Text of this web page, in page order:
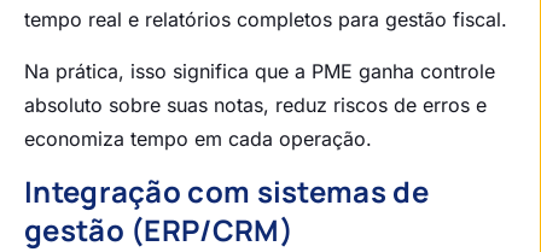
tempo real e relatórios completos para gestão fiscal.
Na prática, isso significa que a PME ganha controle
absoluto sobre suas notas, reduz riscos de erros e
economiza tempo em cada operação.
Integração com sistemas de
gestão (ERP/CRM)